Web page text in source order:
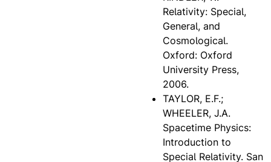
Relativity: Special,
General, and
Cosmological.
Oxford: Oxford
University Press,
2006.
TAYLOR, E.F.;
WHEELER, J.A.
Spacetime Physics:
Introduction to
Special Relativity. San